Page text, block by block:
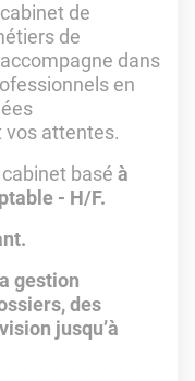
de
de
dans
en
vos attentes.
basé à
- H/F.
gestion
des
jusqu’à